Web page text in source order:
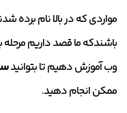
مواردی که در بالا نام
باشندکه ما قصد داریم مرحله
وب آموزش دهیم تا بتوانید
ممکن انجام دهید.